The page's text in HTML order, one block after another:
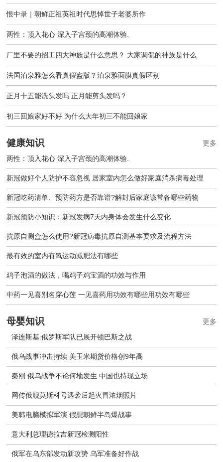
恨中录｜朝鲜正祖英祖时代思悼世子老婆所作
两性：顶入花心 深入子宫颈的高潮体验.
厂里不要的招工四大神族是什么意思？ 大家调侃的神族是什么
法国泊泉雅怎么看真假盗版？泊泉雅面膜真假区别
正月十五能洗头发吗 正月能剪头发吗？
初三回娘家好不好 为什么大年初三不能回娘家
健康知识
两性：顶入花心 深入子宫颈的高潮体验.
新冠做好个人防护不容忽视 居家室内怎么做好家庭消杀病毒处理
新冠吃药清单、预防药方是否靠谱?解封后家庭该常备哪些药物
新冠预防小知识：新冠发病7天内身体会发生什么变化
抗原自测盒怎么使用?新冠病毒抗原自测基本要求及流程方法
最有效的室内有氧运动减肥法有哪些
鸡子泡酒的做法，喝鸡子鸡宝酒的功效与作用
中药一见喜别名穿心莲 一见喜药用功效有哪些用功效有哪些
更多
母婴知识
泽连斯基:俄罗斯军队已展开顿巴斯之战
俄乌战事冲击持续 美玉米期货价格创9年高
秦刚:俄乌战争不论何地发生 中国也持现立场
网传俄舰莫斯科号遇袭后起火冒浓烟照片
美韩电脑模拟军演 假想朝鲜半岛爆战事
意大利总理德拉吉新冠检测阳性
俄军在乌东部发动新攻势 乌军准备好作战
更多